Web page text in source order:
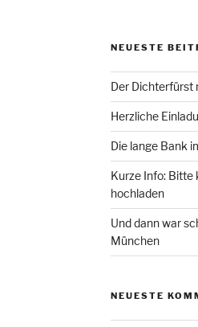
NEUESTE
Der Dichterfürst
Herzliche
Die lange Bank
Kurze Info: Bitte
hochladen
Und dann war
München
NEUESTE